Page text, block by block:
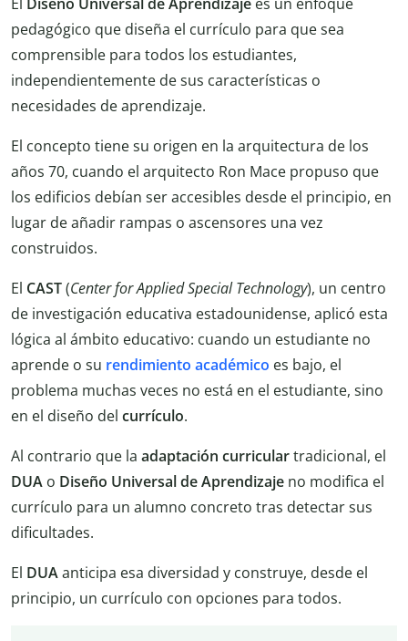
pedagógico que diseña el currículo para que sea
comprensible para todos los estudiantes,
independientemente de sus características o
necesidades de aprendizaje.
El concepto tiene su origen en la arquitectura de los
años 70, cuando el arquitecto Ron Mace propuso que
los edificios debían ser accesibles desde el principio, en
lugar de añadir rampas o ascensores una vez
construidos.
El CAST(Center for Applied Special Technology), un centro
de investigación educativa estadounidense, aplicó esta
lógica al ámbito educativo: cuando un estudiante no
aprende o su rendimiento académico es bajo, el
problema muchas veces no está en el estudiante, sino
en el diseño del currículo.
Al contrario que la adaptación curriculartradicional, el
DUA o Diseño Universal de Aprendizaje no modifica el
currículo para un alumno concreto tras detectar sus
dificultades.
El DUAanticipa esa diversidad y construye, desde el
principio, un currículo con opciones para todos.